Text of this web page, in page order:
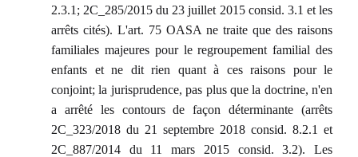
2.3.1; 2C_285/2015 du 23 juillet 2015 consid. 3.1 et les
arrêts cités). L'art. 75 OASA ne traite que des raisons
familiales majeures pour le regroupement familial des
enfants et ne dit rien quant à ces raisons pour le
conjoint; la jurisprudence, pas plus que la doctrine, n'en
a arrêté les contours de façon déterminante (arrêts
2C_323/2018 du 21 septembre 2018 consid. 8.2.1 et
2C_887/2014 du 11 mars 2015 consid. 3.2). Les